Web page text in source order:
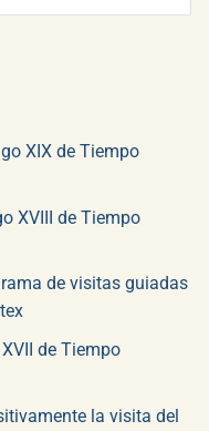
XIX de Tiempo
XVIII de Tiempo
de visitas guiadas
de Tiempo
la visita del